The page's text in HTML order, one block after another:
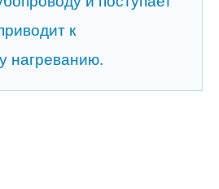
к
нагреванию.